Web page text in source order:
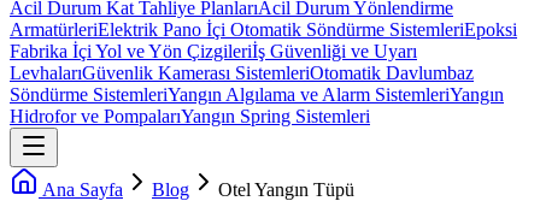
Acil Durum Kat Tahliye PlanlarıAcil Durum Yönlendirme
ArmatürleriElektrik Pano İçi Otomatik Söndürme SistemleriEpoksi
Fabrika İçi Yol ve Yön Çizgileriİş Güvenliği ve Uyarı
LevhalarıGüvenlik Kamerası SistemleriOtomatik Davlumbaz
Söndürme SistemleriYangın Algılama ve Alarm SistemleriYangın
Hidrofor ve PompalarıYangın Spring Sistemleri
Ana Sayfa Blog Otel Yangın Tüpü